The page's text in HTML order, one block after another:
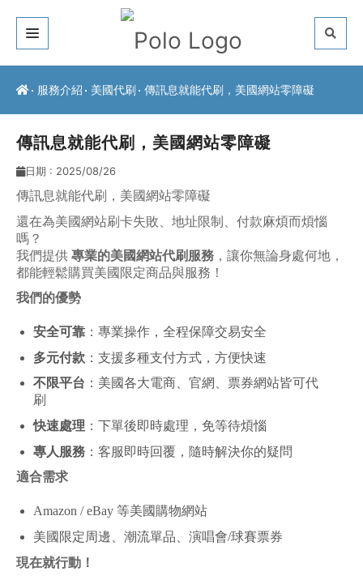
關於我們
常見問題
最新公告
聯絡方式
服務介紹 美國代刷 傳訊息就能代刷，美國網站零障礙
傳訊息就能代刷，美國網站零障礙
日期 : 2025/08/26
傳訊息就能代刷，美國網站零障礙
還在為美國網站刷卡失敗、地址限制、付款麻煩而煩惱
嗎？
我們提供 專業的美國網站代刷服務 ，讓你無論身處何地，
都能輕鬆購買美國限定商品與服務！
我們的優勢
安全可靠：專業操作，全程保障交易安全
多元付款：支援多種支付方式，方便快速
不限平台 ：美國各大電商、官網、票券網站皆可代
刷
快速處理 ：下單後即時處理，免等待煩惱
專人服務：客服即時回覆，隨時解決你的疑問
適合需求
Amazon / eBay 等美國購物網站
美國限定周邊、潮流單品、演唱會/球賽票券
現在就行動！